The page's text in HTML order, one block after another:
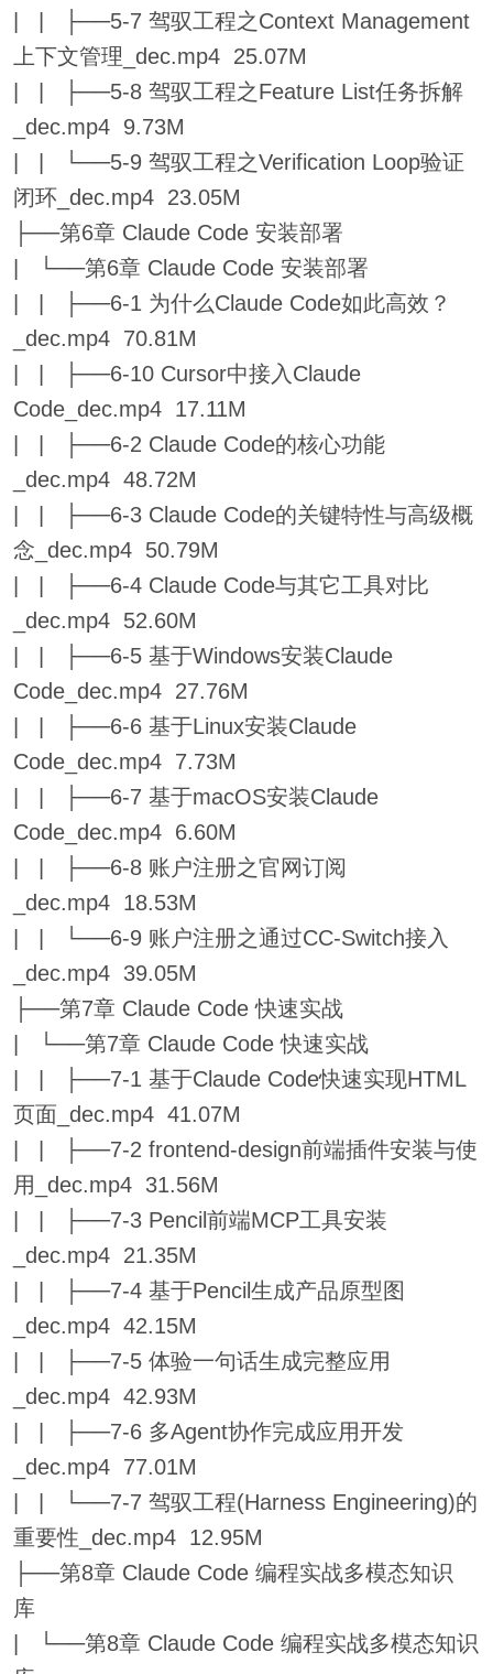
| | ├──5-7 驾驭工程之Context Management
上下文管理_dec.mp4 25.07M
| | ├──5-8 驾驭工程之Feature List任务拆解
_dec.mp4 9.73M
| | └──5-9 驾驭工程之Verification Loop验证
闭环_dec.mp4 23.05M
├──第6章 Claude Code 安装部署
| └──第6章 Claude Code 安装部署
| | ├──6-1 为什么Claude Code如此高效？
_dec.mp4 70.81M
| | ├──6-10 Cursor中接入Claude
Code_dec.mp4 17.11M
| | ├──6-2 Claude Code的核心功能
_dec.mp4 48.72M
| | ├──6-3 Claude Code的关键特性与高级概
念_dec.mp4 50.79M
| | ├──6-4 Claude Code与其它工具对比
_dec.mp4 52.60M
| | ├──6-5 基于Windows安装Claude
Code_dec.mp4 27.76M
| | ├──6-6 基于Linux安装Claude
Code_dec.mp4 7.73M
| | ├──6-7 基于macOS安装Claude
Code_dec.mp4 6.60M
| | ├──6-8 账户注册之官网订阅
_dec.mp4 18.53M
| | └──6-9 账户注册之通过CC-Switch接入
_dec.mp4 39.05M
├──第7章 Claude Code 快速实战
| └──第7章 Claude Code 快速实战
| | ├──7-1 基于Claude Code快速实现HTML
页面_dec.mp4 41.07M
| | ├──7-2 frontend-design前端插件安装与使
用_dec.mp4 31.56M
| | ├──7-3 Pencil前端MCP工具安装
_dec.mp4 21.35M
| | ├──7-4 基于Pencil生成产品原型图
_dec.mp4 42.15M
| | ├──7-5 体验一句话生成完整应用
_dec.mp4 42.93M
| | ├──7-6 多Agent协作完成应用开发
_dec.mp4 77.01M
| | └──7-7 驾驭工程(Harness Engineering)的
重要性_dec.mp4 12.95M
├──第8章 Claude Code 编程实战多模态知识
库
| └──第8章 Claude Code 编程实战多模态知识